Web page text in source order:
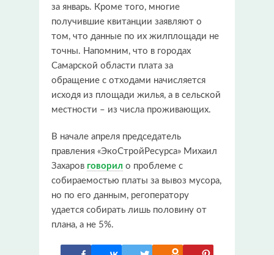
за январь. Кроме того, многие
получившие квитанции заявляют о
том, что данные по их жилплощади не
точны. Напомним, что в городах
Самарской области плата за
обращение с отходами начисляется
исходя из площади жилья, а в сельской
местности – из числа проживающих.
В начале апреля председатель
правления «ЭкоСтройРесурса» Михаил
Захаров говорил о проблеме с
собираемостью платы за вывоз мусора,
но по его данным, регоператору
удается собирать лишь половину от
плана, а не 5%.